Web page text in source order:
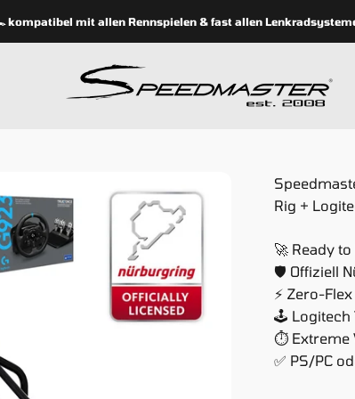
mit allen Rennspielen & fast allen Lenkradsystemen,
speedmasterseats
Rig +
🚀 Ready
🛡️ Offiziell
⚡ Zero-
🕹️ Logitech
⏱️ Extreme
✅ PS/PC